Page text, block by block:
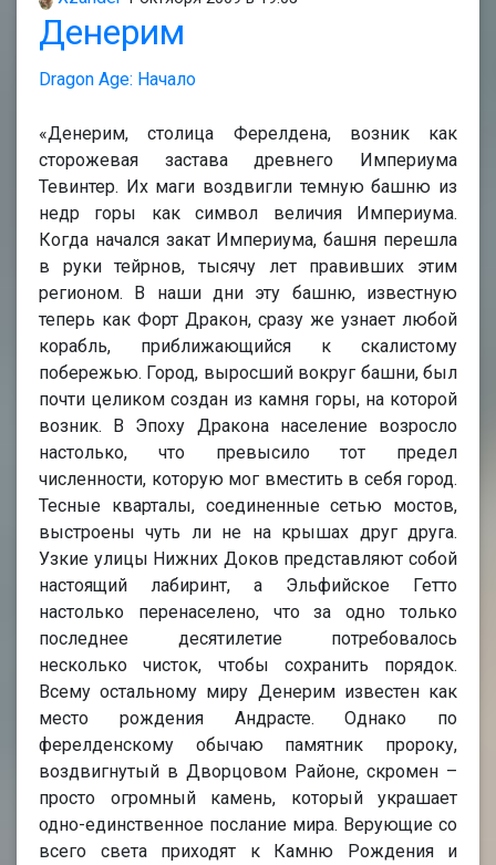
Денерим
Dragon Age: Начало
«Денерим, столица Ферелдена, возник как
сторожевая застава древнего Империума
Тевинтер. Их маги воздвигли темную башню из
недр горы как символ величия Империума.
Когда начался закат Империума, башня перешла
в руки тейрнов, тысячу лет правивших этим
регионом. В наши дни эту башню, известную
теперь как Форт Дракон, сразу же узнает любой
корабль, приближающийся к скалистому
побережью. Город, выросший вокруг башни, был
почти целиком создан из камня горы, на которой
возник. В Эпоху Дракона население возросло
настолько, что превысило тот предел
численности, которую мог вместить в себя город.
Тесные кварталы, соединенные сетью мостов,
выстроены чуть ли не на крышах друг друга.
Узкие улицы Нижних Доков представляют собой
настоящий лабиринт, а Эльфийское Гетто
настолько перенаселено, что за одно только
последнее десятилетие потребовалось
несколько чисток, чтобы сохранить порядок.
Всему остальному миру Денерим известен как
место рождения Андрасте. Однако по
ферелденскому обычаю памятник пророку,
воздвигнутый в Дворцовом Районе, скромен –
просто огромный камень, который украшает
одно-единственное послание мира. Верующие со
всего света приходят к Камню Рождения и